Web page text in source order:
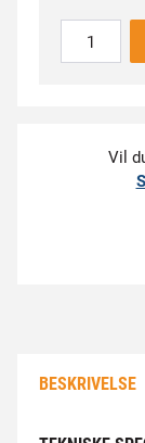
Vil
BESKRIVELSE